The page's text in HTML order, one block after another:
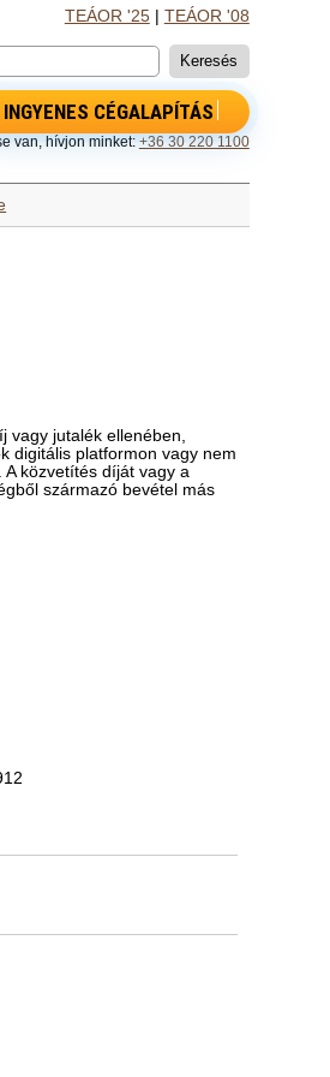
TEÁOR '25| TEÁOR '08
INGYENES CÉGALAPÍTÁS
van, hívjon minket: +36 30 220 1100
vagy jutalék ellenében,
digitális platformon vagy nem
közvetítés díját vagy a
származó bevétel más